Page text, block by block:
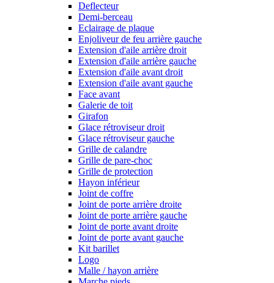
Deflecteur
Demi-berceau
Eclairage de plaque
Enjoliveur de feu arrière gauche
Extension d'aile arrière droit
Extension d'aile arrière gauche
Extension d'aile avant droit
Extension d'aile avant gauche
Face avant
Galerie de toit
Girafon
Glace rétroviseur droit
Glace rétroviseur gauche
Grille de calandre
Grille de pare-choc
Grille de protection
Hayon inférieur
Joint de coffre
Joint de porte arrière droite
Joint de porte arrière gauche
Joint de porte avant droite
Joint de porte avant gauche
Kit barillet
Logo
Malle / hayon arrière